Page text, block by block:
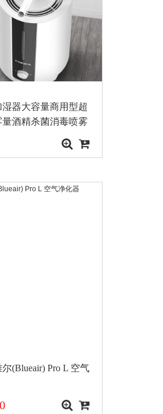
湿器大容量商用型超
酒精杀菌消毒喷雾
(Blueair) Pro L 空气